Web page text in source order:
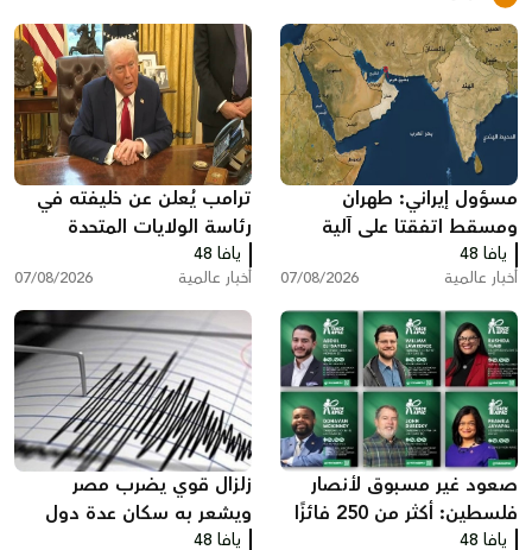
مسؤول إيراني: طهران
ومسقط اتفقتا على آلية
لعبور مضيق هرمز تتضمن
رسوم خدماتية
يافا 48
أخبار عالمية 07/08/2026
ترامب يُعلن عن خليفته في
رئاسة الولايات المتحدة
يافا 48
أخبار عالمية 07/08/2026
صعود غير مسبوق لأنصار
فلسطين: أكثر من 250 فائزًا
بينهم 35 في الكونغرس
يافا 48
زلزال قوي يضرب مصر
ويشعر به سكان عدة دول
يافا 48